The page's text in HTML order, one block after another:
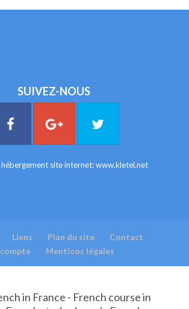
SUIVEZ-NOUS
site internet:www.kletel.net
Liens Plan du site
Contact
Mentions légales
in France - French course in